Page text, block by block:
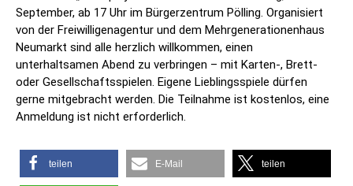
September, ab 17 Uhr im Bürgerzentrum Pölling. Organisiert
von der Freiwilligenagentur und dem Mehrgenerationenhaus
Neumarkt sind alle herzlich willkommen, einen
unterhaltsamen Abend zu verbringen – mit Karten-, Brett-
oder Gesellschaftsspielen. Eigene Lieblingsspiele dürfen
gerne mitgebracht werden. Die Teilnahme ist kostenlos, eine
Anmeldung ist nicht erforderlich.
teilen E-Mail teilen